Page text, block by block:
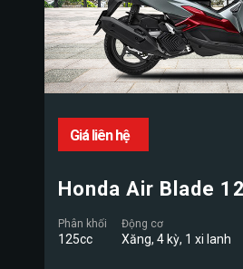
Giá liên hệ
Honda Air Blade
Phân khối
125cc
Động cơ
Xăng, 4 kỳ, 1 xi lanh